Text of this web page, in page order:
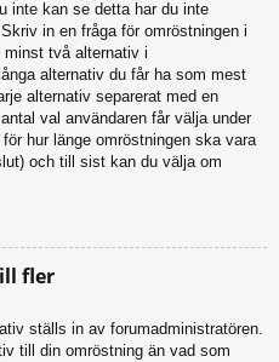
inte kan se detta har du inte
in en fråga för omröstningen i
minst två alternativ i
alternativ du får ha som mest
alternativ separerat med en
val användaren får välja under
hur länge omröstningen ska vara
och till sist kan du välja om
fler
ställs in av forumadministratören.
till din omröstning än vad som